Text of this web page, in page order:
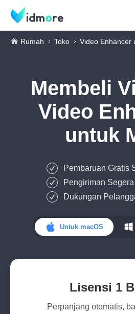
Rumah Toko Video Enhancer
Membeli
Video
untuk
Pembaruan Gratis
Pengiriman Segera
Dukungan
Untuk macOS
Lisensi 1
Perpanjang otomatis,